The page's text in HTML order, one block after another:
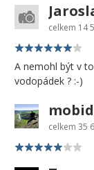
celkem 14
A nemohl být v
vodopádek ? :-)
celkem 35